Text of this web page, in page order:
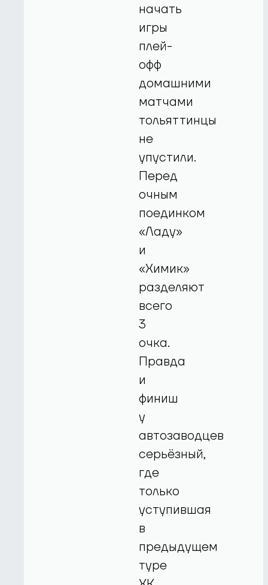
начать
игры
плей-
офф
домашними
матчами
тольяттинцы
не
упустили.
Перед
очным
поединком
«Ладу»
и
«Химик»
разделяют
всего
3
очка.
Правда
и
финиш
у
автозаводцев
серьёзный,
где
только
уступившая
в
предыдущем
туре